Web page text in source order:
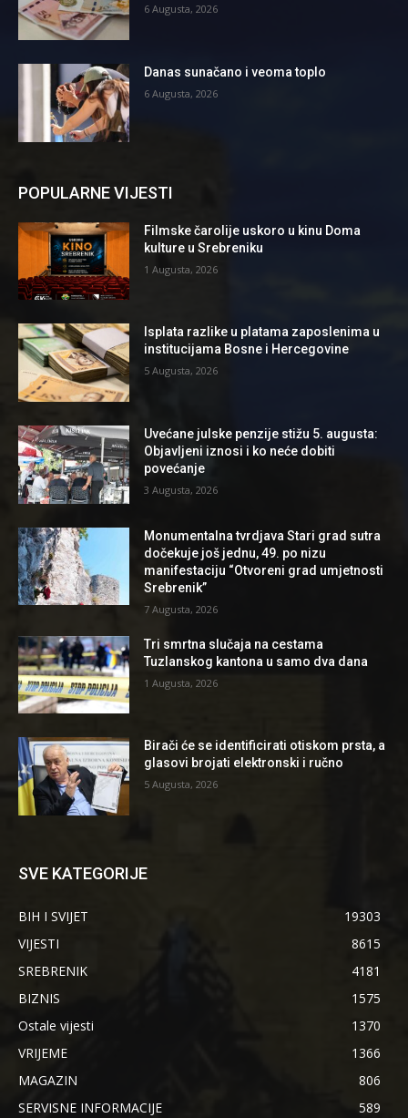
6 Augusta, 2026
Danas sunačano i veoma toplo
6 Augusta, 2026
POPULARNE VIJESTI
Filmske čarolije uskoro u kinu Doma
kulture u Srebreniku
1 Augusta, 2026
Isplata razlike u platama zaposlenima u
institucijama Bosne i Hercegovine
5 Augusta, 2026
Uvećane julske penzije stižu 5. augusta:
Objavljeni iznosi i ko neće dobiti
povećanje
3 Augusta, 2026
Monumentalna tvrdjava Stari grad sutra
dočekuje još jednu, 49. po nizu
manifestaciju “Otvoreni grad umjetnosti
Srebrenik”
7 Augusta, 2026
Tri smrtna slučaja na cestama
Tuzlanskog kantona u samo dva dana
1 Augusta, 2026
Birači će se identificirati otiskom prsta, a
glasovi brojati elektronski i ručno
5 Augusta, 2026
SVE KATEGORIJE
BIH I SVIJET
19303
VIJESTI
8615
SREBRENIK
4181
BIZNIS
1575
Ostale vijesti
1370
VRIJEME
1366
MAGAZIN
806
SERVISNE INFORMACIJE
589